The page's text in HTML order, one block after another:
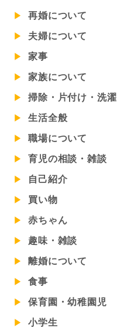
再婚について
夫婦について
家事
家族について
掃除・片付け・洗濯
生活全般
職場について
育児の相談・雑談
自己紹介
買い物
赤ちゃん
趣味・雑談
離婚について
食事
保育園・幼稚園児
小学生